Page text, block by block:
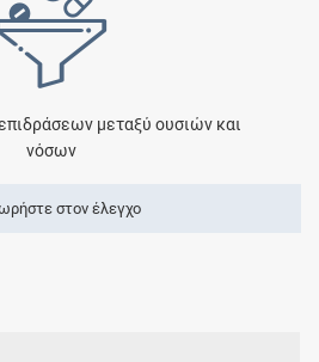
μεταξύ ουσιών και
νόσων
στον έλεγχο